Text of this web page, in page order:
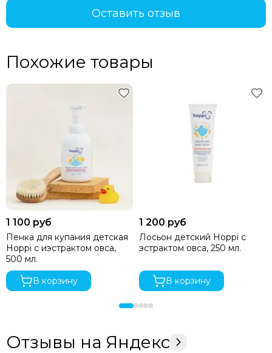
Red Castle
Suavinex
Somelove
Sweet Baby
Valco Baby
Гандылян
Наследник Выжанова
4moms
Оставить отзыв
Похожие товары
1 100 руб
Пенка для купания детская
Hoppi с иэстрактом овса,
500 мл.
В корзину
1 200 руб
Лосьон детский Hoppi с
эстрактом овса, 250 мл.
В корзину
Отзывы на Яндекс